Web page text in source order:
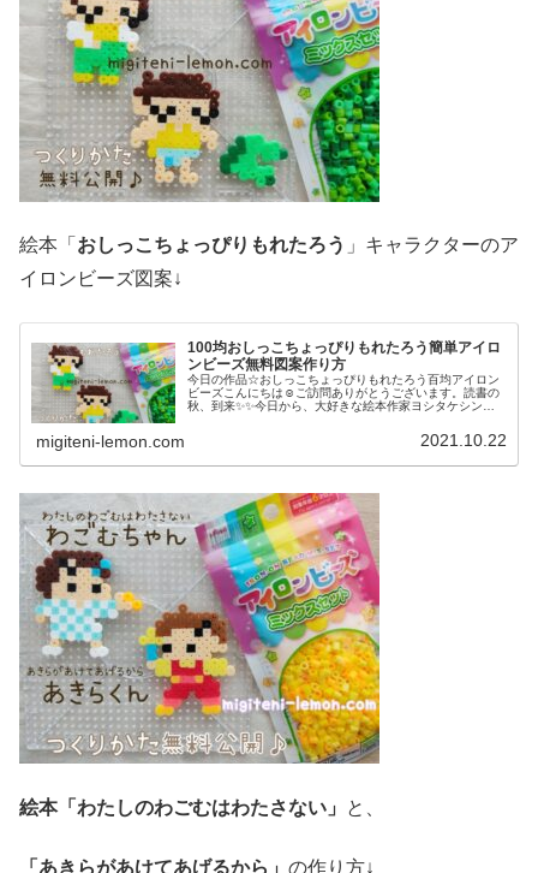
絵本「 おしっこちょっぴりもれたろう 」キャラクターのア
イロンビーズ図案↓
100均おしっこちょっぴりもれたろう簡単アイロ
ンビーズ無料図案作り方
今日の作品☆おしっこちょっぴりもれたろう百均アイロン
ビーズこんにちは☺ご訪問ありがとうございます。読書の
秋、到来✨✨今日から、大好きな絵本作家ヨシタケシンス
migiteni-lemon.com 2021.10.22
絵本「わたしのわごむはわたさない」 と、
「あきらがあけてあげるから」 の作り方↓